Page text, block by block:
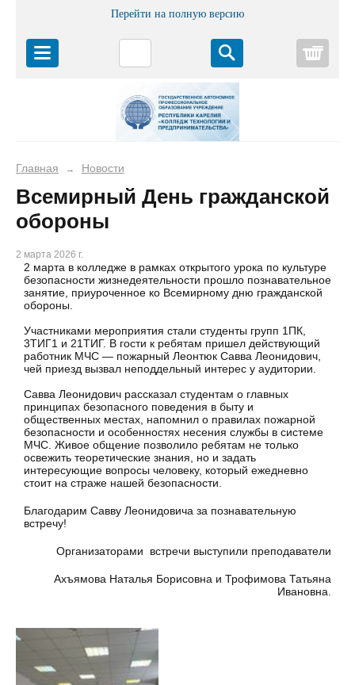
Перейти на полную версию
Главная → Новости
Всемирный День гражданской
обороны
2 марта 2026 г.
2 марта в колледже в рамках открытого урока по культуре
безопасности жизнедеятельности прошло познавательное
занятие, приуроченное ко Всемирному дню гражданской
обороны.
Участниками мероприятия стали студенты групп 1ПК,
3ТИГ1 и 21ТИГ. В гости к ребятам пришел действующий
работник МЧС — пожарный Леонтюк Савва Леонидович,
чей приезд вызвал неподдельный интерес у аудитории.
Савва Леонидович рассказал студентам о главных
принципах безопасного поведения в быту и
общественных местах, напомнил о правилах пожарной
безопасности и особенностях несения службы в системе
МЧС. Живое общение позволило ребятам не только
освежить теоретические знания, но и задать
интересующие вопросы человеку, который ежедневно
стоит на страже нашей безопасности.
Благодарим Савву Леонидовича за познавательную
встречу!
Организаторами встречи выступили преподаватели
Ахъямова Наталья Борисовна и Трофимова Татьяна
Ивановна.